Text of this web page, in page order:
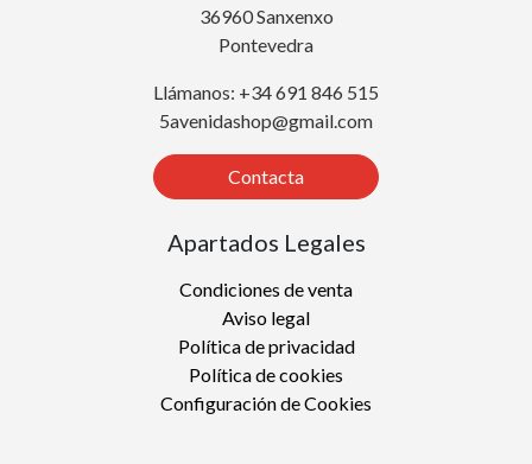
36960 Sanxenxo
Pontevedra
Llámanos: +34 691 846 515
5avenidashop@gmail.com
Contacta
Apartados Legales
Condiciones de venta
Aviso legal
Política de privacidad
Política de cookies
Configuración de Cookies